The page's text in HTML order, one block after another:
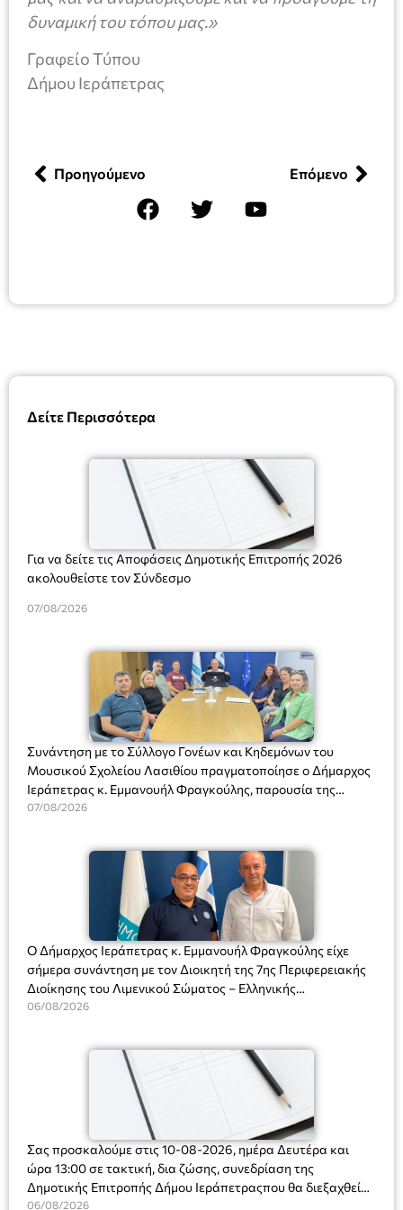
Δείτε Περισσότερα
Για να δείτε τις Αποφάσεις Δημοτικής Επιτροπής 2026
ακολουθείστε τον Σύνδεσμο
07/08/2026
Συνάντηση με το Σύλλογο Γονέων και Κηδεμόνων του
Μουσικού Σχολείου Λασιθίου πραγματοποίησε ο Δήμαρχος
Ιεράπετρας κ. Εμμανουήλ Φραγκούλης, παρουσία της
Διευθύντριας του σχολείου κας Μαριάννας Χαΐτα.
07/08/2026
Ο Δήμαρχος Ιεράπετρας κ. Εμμανουήλ Φραγκούλης είχε
σήμερα συνάντηση με τον Διοικητή της 7ης Περιφερειακής
Διοίκησης του Λιμενικού Σώματος – Ελληνικής
Ακτοφυλακής (Λ.Σ.-ΕΛ.ΑΚΤ.), Αρχιπλοίαρχο Λ.Σ. κ. Ιωάννη
06/08/2026
Σας προσκαλούμε στις 10-08-2026, ημέρα Δευτέρα και
ώρα 13:00 σε τακτική, δια ζώσης, συνεδρίαση της
Δημοτικής Επιτροπής Δήμου Ιεράπετραςπου θα διεξαχθεί
στο Δημοτικό Κατάστημα, Δημοκρατίας 31 στην αίθουσα
06/08/2026
δυναμική του τόπου μας.»
Γραφείο Τύπου
Δήμου Ιεράπετρας
Προηγούμενο Επόμενο